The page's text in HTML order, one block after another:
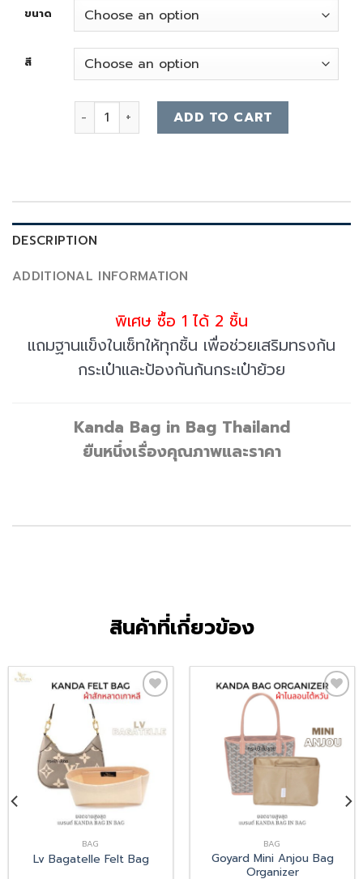
ขนาด
สี
Lv Neo Noe Bag Organizer quantity
ADD TO CART
DESCRIPTION
ADDITIONAL INFORMATION
พิเศษ ซื้อ 1 ได้ 2 ชิ้น
แถมฐานแข็งในเซ็ทให้ทุกชิ้น เพื่อช่วยเสริมทรงก้น
กระเป๋าและป้องกันก้นกระเป๋าย้วย
Kanda Bag in Bag Thailand
ยืนหนึ่งเรื่องคุณภาพและราคา
สินค้าที่เกี่ยวข้อง
to
wishlist
BAG
Lv Bagatelle Felt Bag
wishlist
BAG
Goyard Mini Anjou Bag
Organizer